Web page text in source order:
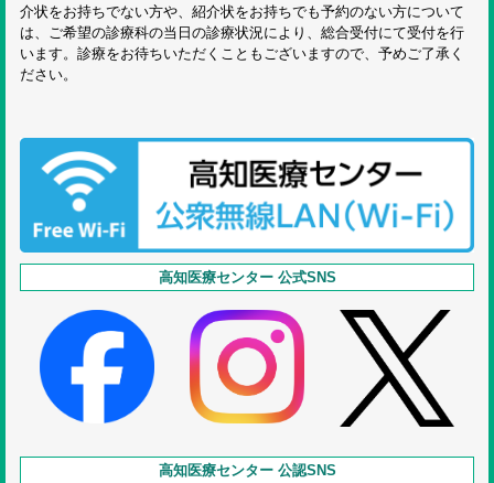
介状をお持ちでない方や、紹介状をお持ちでも予約のない方について
は、ご希望の診療科の当日の診療状況により、総合受付にて受付を行
います。診療をお待ちいただくこともございますので、予めご了承く
ださい。
高知医療センター 公式SNS
高知医療センター 公認SNS